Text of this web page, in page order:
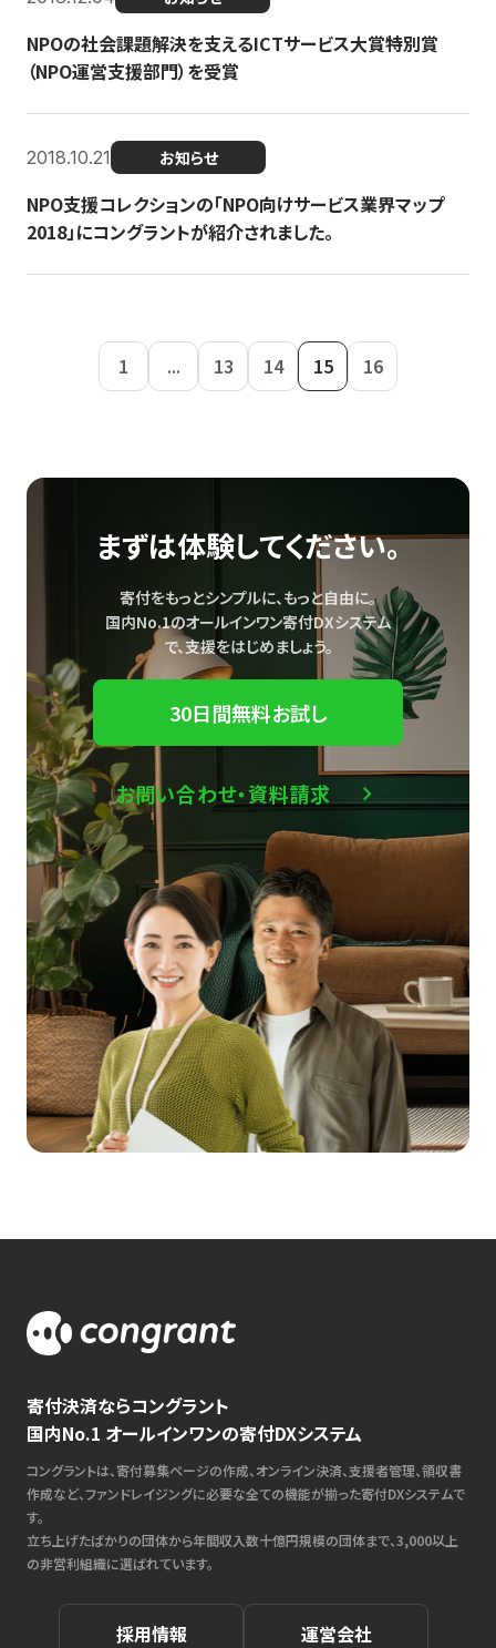
NPOの社会課題解決を支えるICTサービス大賞特別賞
（NPO運営支援部門）を受賞
2018.10.21 お知らせ
NPO支援コレクションの「NPO向けサービス業界マップ
2018」にコングラントが紹介されました。
1 ... 13 14 15 16
まずは体験してください。
寄付をもっとシンプルに、もっと自由に。
国内No.1のオールインワン寄付DXシステム
で、支援をはじめましょう。
30日間無料お試し
お問い合わせ・資料請求
寄付決済ならコングラント
国内No.1 オールインワンの寄付DXシステム
コングラントは、寄付募集ページの作成、オンライン決済、支援者管理、領収書
作成など、ファンドレイジングに必要な全ての機能が揃った寄付DXシステムで
す。
立ち上げたばかりの団体から年間収入数十億円規模の団体まで、3,000以上
の非営利組織に選ばれています。
採用情報 運営会社